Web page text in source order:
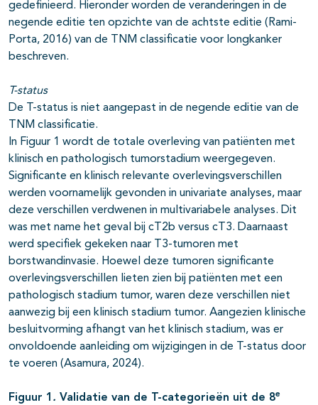
gedefinieerd. Hieronder worden de veranderingen in de
negende editie ten opzichte van de achtste editie (Rami-
Porta, 2016) van de TNM classificatie voor longkanker
beschreven.
T-status
De T-status is niet aangepast in de negende editie van de
TNM classificatie.
In Figuur 1 wordt de totale overleving van patiënten met
klinisch en pathologisch tumorstadium weergegeven.
Significante en klinisch relevante overlevingsverschillen
werden voornamelijk gevonden in univariate analyses, maar
deze verschillen verdwenen in multivariabele analyses. Dit
was met name het geval bij cT2b versus cT3. Daarnaast
werd specifiek gekeken naar T3-tumoren met
borstwandinvasie. Hoewel deze tumoren significante
overlevingsverschillen lieten zien bij patiënten met een
pathologisch stadium tumor, waren deze verschillen niet
aanwezig bij een klinisch stadium tumor. Aangezien klinische
besluitvorming afhangt van het klinisch stadium, was er
onvoldoende aanleiding om wijzigingen in de T-status door
te voeren (Asamura, 2024).
Figuur 1 . Validatie van de T-categorieën uit de 8e